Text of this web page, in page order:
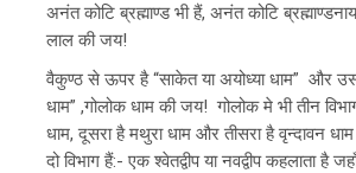
अनंत कोटि ब्रह्माण्ड भी हैं, अनंत कोटि
लाल की जय!
वैकुण्ठ से ऊपर है “साकेत या अयोध्या धाम” और
धाम” ,गोलोक धाम की जय! गोलोक मे भी तीन
धाम, दूसरा है मथुरा धाम और तीसरा है वृन्दावन
दो विभाग हैं:- एक श्वेतद्वीप या नवद्वीप कहलाता है